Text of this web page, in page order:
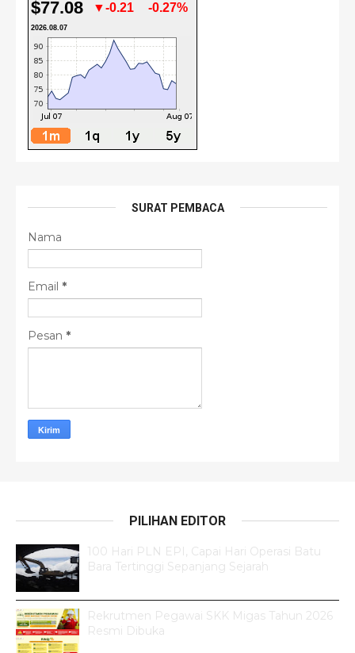
$77.08 ▼-0.21 -0.27%
2026.08.07
SURAT PEMBACA
Nama
Email *
Pesan *
PILIHAN EDITOR
100 Hari PLN EPI, Capai Hari Operasi Batu
Bara Tertinggi Sepanjang Sejarah
Rekrutmen Pegawai SKK Migas Tahun 2026
Resmi Dibuka